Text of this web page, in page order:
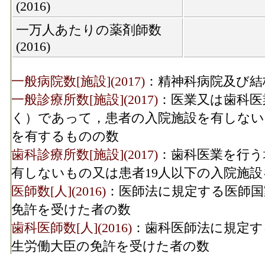
(2016)
一万人あたりの薬剤師数
(2016)
一般病院数[施設](2017) ：精神科病院及び
一般診療所数[施設](2017) ：医業又は歯科
く）であって，患者の入院施設を有しな
を有するものの数
歯科診療所数[施設](2017) ：歯科医業を行
有しないもの又は患者19人以下の入院施
医師数[人](2016) ：医師法に規定する医師
免許を受けた者の数
歯科医師数[人](2016) ：歯科医師法に規定
生労働大臣の免許を受けた者の数